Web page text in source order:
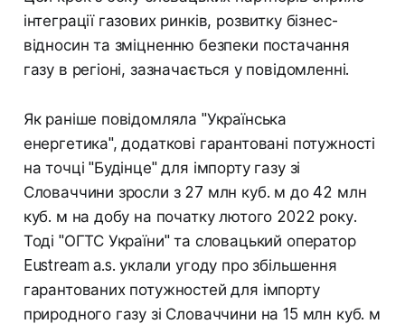
інтеграції газових ринків, розвитку бізнес-
відносин та зміцненню безпеки постачання
газу в регіоні, зазначається у повідомленні.
Як раніше повідомляла "Українська
енергетика", додаткові гарантовані потужності
на точці "Будінце" для імпорту газу зі
Словаччини зросли з 27 млн куб. м до 42 млн
куб. м на добу на початку лютого 2022 року.
Тоді "ОГТС України" та словацький оператор
Eustream a.s. уклали угоду про збільшення
гарантованих потужностей для імпорту
природного газу зі Словаччини на 15 млн куб. м